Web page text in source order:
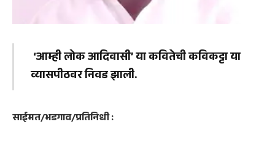
‘आम्ही लोक आदिवासी’ या कवितेची कविकट्टा या
व्यासपीठवर निवड झाली.
साईमत/भडगाव/प्रतिनिधी :